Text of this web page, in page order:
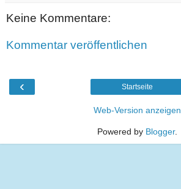
Keine Kommentare:
Kommentar veröffentlichen
‹ Startseite
Web-Version anzeigen
Powered by Blogger.